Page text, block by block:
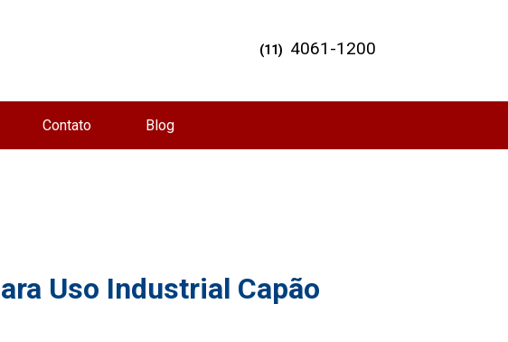
Contato Blog
(11) 4061-1200
Uso Industrial Capão